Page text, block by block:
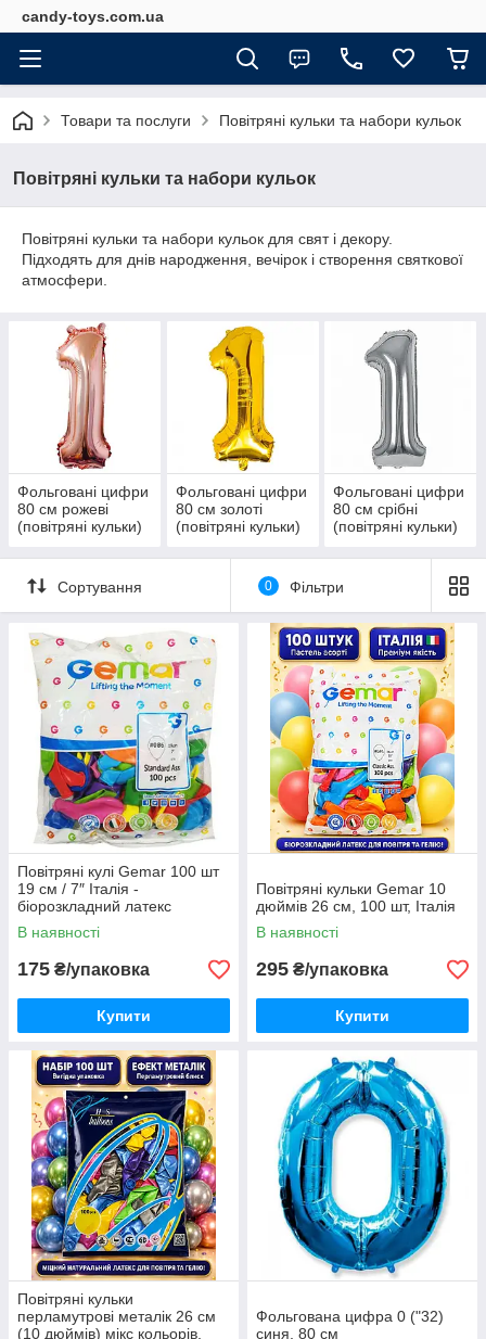
candy-toys.com.ua
Товари та послуги Повітряні кульки та набори кульок
Повітряні кульки та набори кульок
Повітряні кульки та набори кульок для свят і декору.
Підходять для днів народження, вечірок і створення святкової
атмосфери.
Фольговані цифри
80 см рожеві
(повітряні кульки)
Фольговані цифри
80 см золоті
(повітряні кульки)
Фольговані цифри
80 см срібні
(повітряні кульки)
Сортування 0 Фільтри
Повітряні кулі Gemar 100 шт
19 см / 7″ Італія -
біорозкладний латекс
В наявності
175 ₴/упаковка
Купити
Повітряні кульки Gemar 10
дюймів 26 см, 100 шт, Італія
В наявності
295 ₴/упаковка
Купити
Повітряні кульки
перламутрові металік 26 см
(10 дюймів) мікс кольорів,
Фольгована цифра 0 ("32)
синя, 80 см